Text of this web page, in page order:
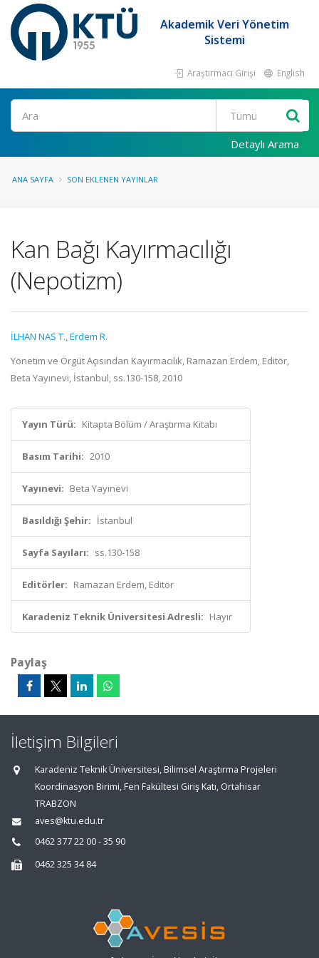
Akademik Veri Yönetim
Sistemi
Araştırmacı Girişi English
Ara
Detaylı Arama
ANA SAYFA SON EKLENEN YAYINLAR
Kan Bağı Kayırmacılığı
(Nepotizm)
İLHAN NAS T.,Erdem R.
Yönetim ve Örgüt Açısından Kayırmacılık, Ramazan Erdem, Editör,
Beta Yayınevi, İstanbul, ss.130-158, 2010
Yayın Türü: Kitapta Bölüm / Araştırma Kitabı
Basım Tarihi: 2010
Yayınevi: Beta Yayınevi
Basıldığı Şehir: İstanbul
Sayfa Sayıları: ss.130-158
Editörler: Ramazan Erdem, Editör
Karadeniz Teknik Üniversitesi Adresli: Hayır
Paylaş
İletişim Bilgileri
Karadeniz Teknik Üniversitesi, Bilimsel Araştırma Projeleri
Koordinasyon Birimi, Fen Fakültesi Giriş Katı, Ortahisar
TRABZON
aves@ktu.edu.tr
0462 377 22 00 - 35 90
0462 325 34 84